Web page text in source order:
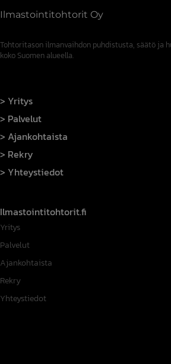
Ilmastointitohtorit Oy
Tohtoritason ilmanvaihdon puhdistusta, säätö ja
koko Suomen alueella.
Yritys
Palvelut
Ajankohtaista
Rekry
Yhteystiedot
Ilmastointitohtorit.fi
Yritys
Palvelut
Ajankohtaista
Rekry
Yhteystiedot